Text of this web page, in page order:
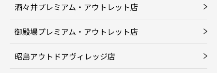
酒々井プレミアム・アウトレット店
御殿場プレミアム・アウトレット店
昭島アウトドアヴィレッジ店